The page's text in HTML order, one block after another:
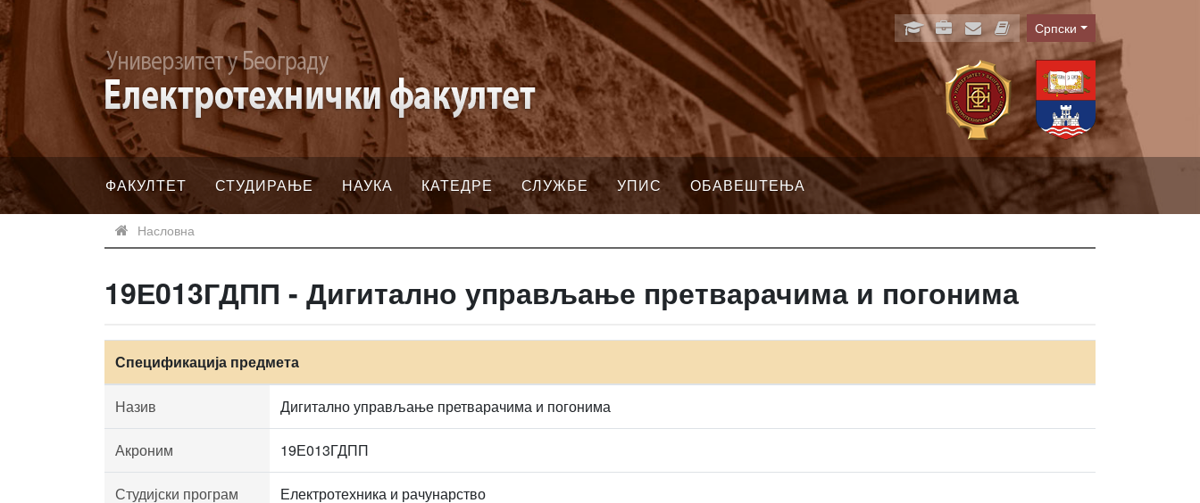
Language
Српски
ФАКУЛТЕТ СТУДИРАЊЕ НАУКА КАТЕДРЕ СЛУЖБЕ УПИС ОБАВЕШТЕЊА
Насловна
19Е013ГДПП - Дигитално управљање претварачима и погонима
Спецификација предмета
Назив Дигитално управљање претварачима и погонима
Акроним 19Е013ГДПП
Студијски програм Електротехника и рачунарство